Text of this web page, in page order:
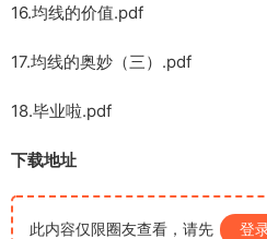
16.均线的价值.pdf
17.均线的奥妙（三）.pdf
18.毕业啦.pdf
下载地址
此内容仅限圈友查看，请先 登